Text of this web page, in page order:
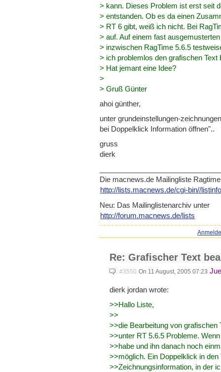
> kann. Dieses Problem ist erst seit
> entstanden. Ob es da einen
> RT 6 gibt, weiß ich nicht. Bei
> auf. Auf einem fast
> inzwischen RagTime 5.6.5
> ich problemlos den grafischen Text
> Hat jemant eine Idee?
>
> Gruß Günter
ahoi günther,
unter grundeinstellungen-
bei Doppelklick Information öffnen"..
gruss
dierk
Die macnews.de Mailingliste
http://lists.macnews.de/cgi-bin//
Neu: Das Mailinglistenarchiv unter
http://forum.macnews.de/lists
Re: Grafischer Text
#3550 On 11 August, 2005 07:23
dierk jordan wrote:
>>Hallo Liste,
>>
>>die Bearbeitung von
>>unter RT 5.6.5 Probleme.
>>habe und ihn danach noch
>>möglich. Ein Doppelklick in den
>>Zeichnungsinformation, in der